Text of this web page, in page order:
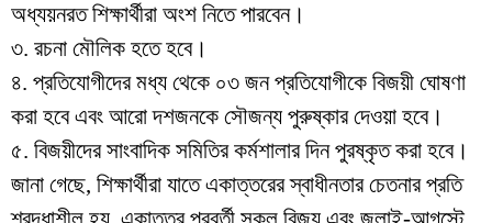
অধ্যয়নরত শিক্ষার্থীরা অংশ নিতে পারবেন।
৩. রচনা মৌলিক হতে হবে।
৪. প্রতিযোগীদের মধ্য থেকে ০৩ জন প্রতিযোগীকে বিজয়ী ঘোষণা
করা হবে এবং আরো দশজনকে সৌজন্য পুরুষ্কার দেওয়া হবে।
৫. বিজয়ীদের সাংবাদিক সমিতির কর্মশালার দিন পুরষ্কৃত করা হবে।
জানা গেছে, শিক্ষার্থীরা যাতে একাত্তরের স্বাধীনতার চেতনার প্রতি